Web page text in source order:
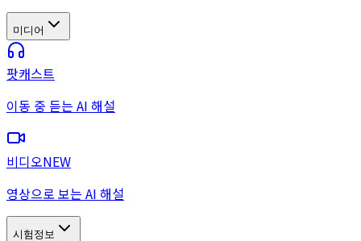
미디어
팟캐스트
이동 중 듣는 AI 해설
비디오NEW
영상으로 보는 AI 해설
시험정보